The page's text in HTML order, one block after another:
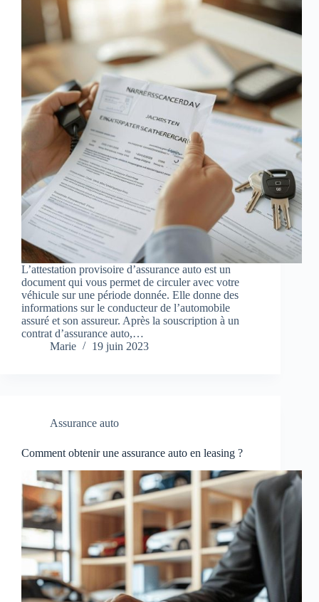
L’attestation provisoire d’assurance auto est un
document qui vous permet de circuler avec votre
véhicule sur une période donnée. Elle donne des
informations sur le conducteur de l’automobile
assuré et son assureur. Après la souscription à un
contrat d’assurance auto,…
Marie
19 juin 2023
Assurance auto
Comment obtenir une assurance auto en leasing ?